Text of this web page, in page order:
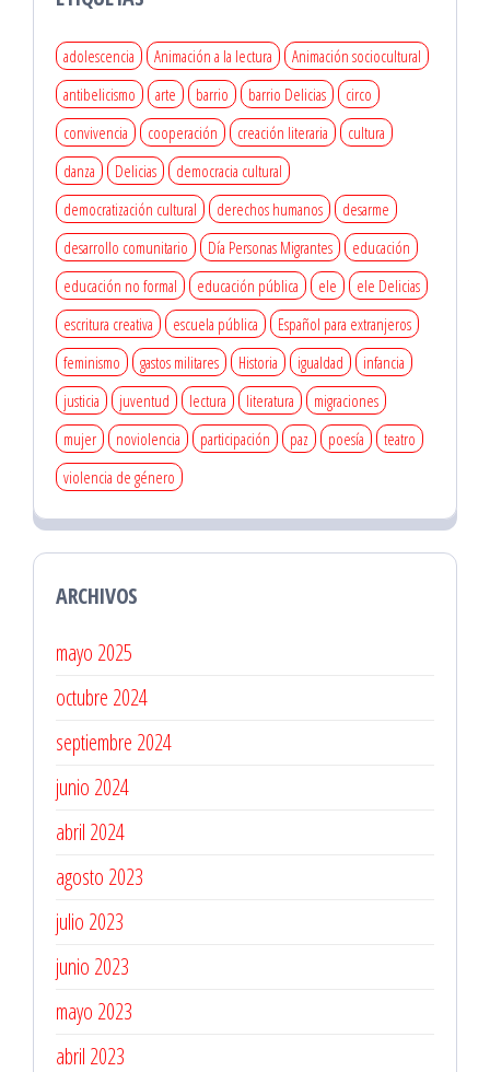
adolescencia Animación a la lectura
Animación sociocultural
antibelicismo
arte barrio barrio Delicias
circo
convivencia
cooperación creación literaria
cultura
danza
Delicias
democracia cultural
democratización cultural
derechos humanos
desarme
desarrollo comunitario
Día Personas Migrantes
educación
educación no formal
educación pública ele
ele Delicias
escritura creativa
escuela pública
Español para extranjeros
feminismo
gastos militares Historia igualdad
infancia
justicia
juventud lectura literatura
migraciones
mujer
noviolencia participación paz poesía
teatro
violencia de género
ARCHIVOS
mayo 2025
octubre 2024
septiembre 2024
junio 2024
abril 2024
agosto 2023
julio 2023
junio 2023
mayo 2023
abril 2023